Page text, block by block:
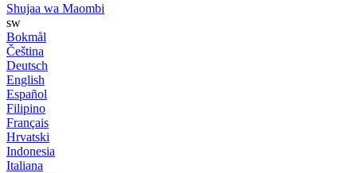
Shujaa wa Maombi
sw
Bokmål
Čeština
Deutsch
English
Español
Filipino
Français
Hrvatski
Indonesia
Italiana